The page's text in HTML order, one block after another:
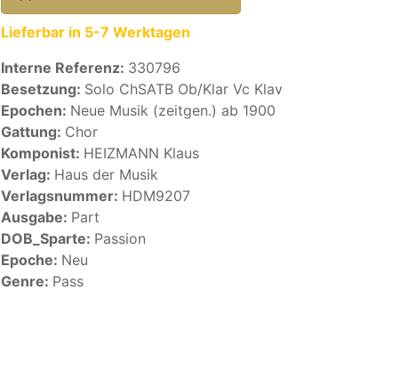
Lieferbar in 5-7 Werktagen
Interne Referenz: 330796
Besetzung: Solo ChSATB Ob/Klar Vc Klav
Epochen: Neue Musik (zeitgen.) ab 1900
Gattung: Chor
Komponist: HEIZMANN Klaus
Verlag: Haus der Musik
Verlagsnummer: HDM9207
Ausgabe: Part
DOB_Sparte: Passion
Epoche: Neu
Genre: Pass